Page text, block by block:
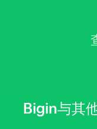
Bigin与其